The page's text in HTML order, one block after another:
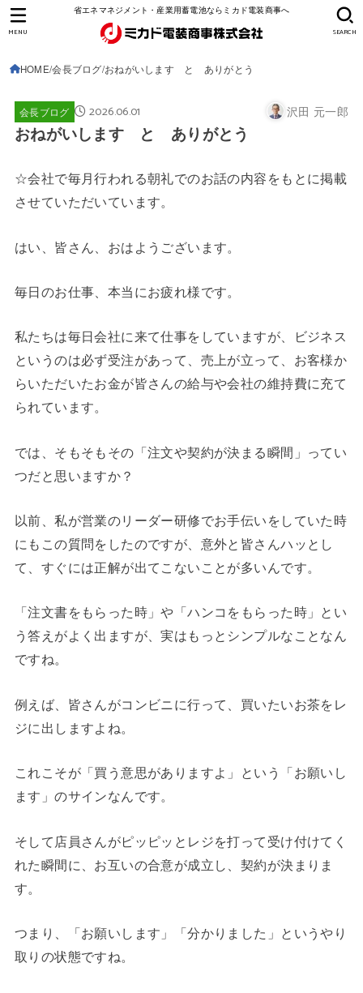
省エネマネジメント・産業用蓄電池ならミカド電装商事へ
SEARCH
MENU
HOME 会長ブログ おねがいします と ありがとう
会長ブログ 2026.06.01 沢田 元一郎
おねがいします と ありがとう
☆会社で毎月行われる朝礼でのお話の内容をもとに掲載
させていただいています。
はい、皆さん、おはようございます。
毎日のお仕事、本当にお疲れ様です。
私たちは毎日会社に来て仕事をしていますが、ビジネス
というのは必ず受注があって、売上が立って、お客様か
らいただいたお金が皆さんの給与や会社の維持費に充て
られています。
では、そもそもその「注文や契約が決まる瞬間」ってい
つだと思いますか？
以前、私が営業のリーダー研修でお手伝いをしていた時
にもこの質問をしたのですが、意外と皆さんハッとし
て、すぐには正解が出てこないことが多いんです。
「注文書をもらった時」や「ハンコをもらった時」とい
う答えがよく出ますが、実はもっとシンプルなことなん
ですね。
例えば、皆さんがコンビニに行って、買いたいお茶をレ
ジに出しますよね。
これこそが「買う意思がありますよ」という「お願いし
ます」のサインなんです。
そして店員さんがピッピッとレジを打って受け付けてく
れた瞬間に、お互いの合意が成立し、契約が決まりま
す。
つまり、「お願いします」「分かりました」というやり
取りの状態ですね。